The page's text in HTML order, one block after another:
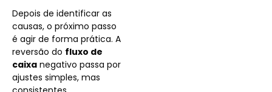
Depois de identificar as
causas, o próximo passo
é agir de forma prática. A
reversão do fluxo de
caixa negativo passa por
ajustes simples, mas